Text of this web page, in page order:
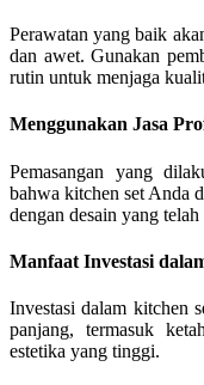
Perawatan yang baik
dan awet. Gunakan
rutin untuk menjaga
Menggunakan Jasa
Pemasangan yang
bahwa kitchen set Anda
dengan desain yang
Manfaat Investasi
Investasi dalam kitchen
panjang, termasuk
estetika yang tinggi.